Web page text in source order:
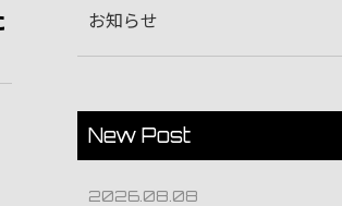
お知らせ
New Post
2026.08.08